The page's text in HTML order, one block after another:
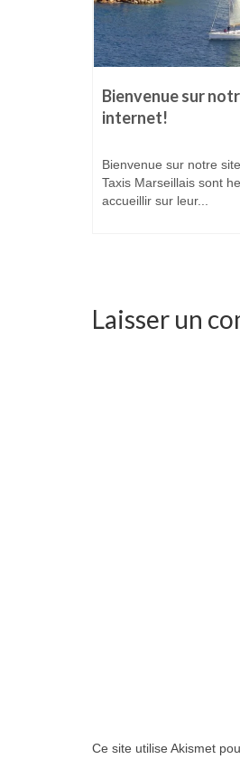
Bienvenue sur
internet!
Bienvenue sur notre
Taxis Marseillais sont
accueillir sur leur...
Laisser un
Ce site utilise Akismet